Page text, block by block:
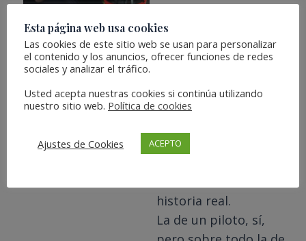
ocurre cuando vuelves
a respirar por
segunda vez.
cuando cruzas el
límite y regresas
“Del asfalto al cielo.. y
historia real.
La de un piloto, sí,
Esta página web usa cookies
Las cookies de este sitio web se usan para personalizar
el contenido y los anuncios, ofrecer funciones de redes
sociales y analizar el tráfico.
Usted acepta nuestras cookies si continúa utilizando
nuestro sitio web. Política de cookies
Ajustes de Cookies ACEPTO